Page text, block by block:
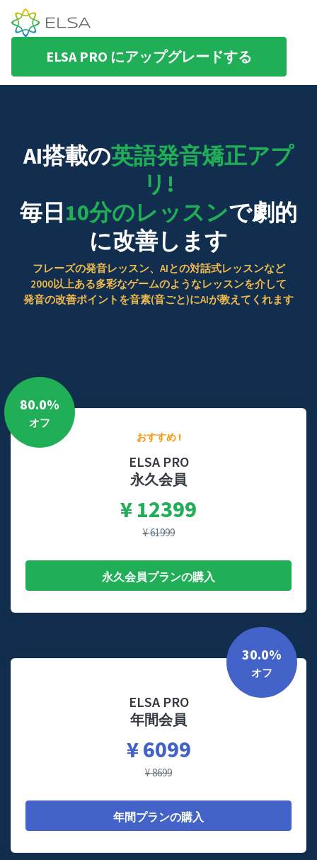
ELSA PRO にアップグレードする
AI搭載の英語発音矯正アプ
リ!
毎日 10分のレッスンで劇的
に改善します
フレーズの発音レッスン、AIとの対話式レッスンなど
2000以上ある多彩なゲームのようなレッスンを介して
発音の改善ポイントを音素(音ごと)にAIが教えてくれます
80.0%
オフ
おすすめ !
ELSA PRO
永久会員
¥ 12399
¥ 61999
永久会員プランの購入
30.0%
オフ
ELSA PRO
年間会員
¥ 6099
¥ 8699
年間プランの購入